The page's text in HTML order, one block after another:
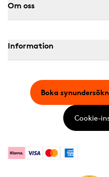
Om oss
Information
KlarnaVisa MastercardAmerican
Boka
Cookie-